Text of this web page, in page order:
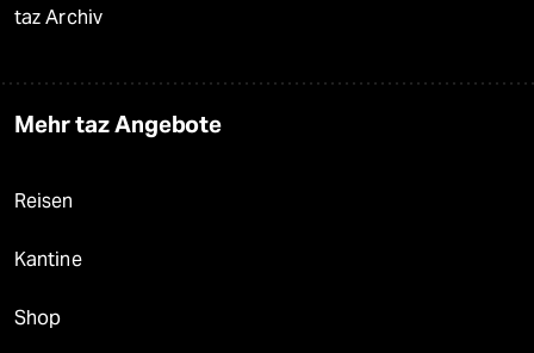
taz Archiv
Mehr taz Angebote
Reisen
Kantine
Shop